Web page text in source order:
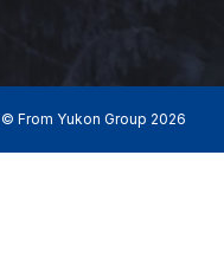
© From Yukon Group 2026